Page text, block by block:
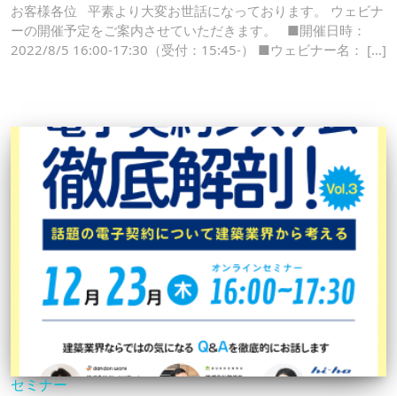
お客様各位 平素より大変お世話になっております。 ウェビナ
ーの開催予定をご案内させていただきます。 ■開催日時：
2022/8/5 16:00-17:30（受付：15:45-） ■ウェビナー名： […]
セミナー